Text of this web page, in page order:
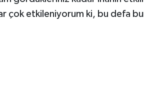
çok etkileniyorum ki, bu defa